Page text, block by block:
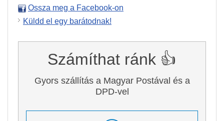
Ossza meg a Facebook-on
Küldd el egy barátodnak!
Számíthat ránk 👍
Gyors szállítás a Magyar Postával és a
DPD-vel